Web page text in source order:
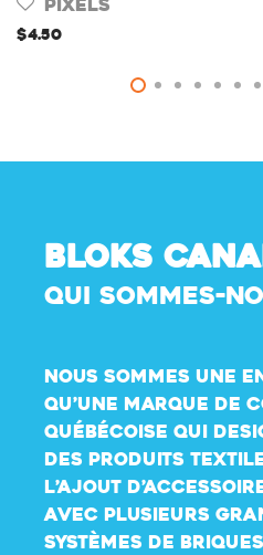
Pixels
$4.50
BLOKS
QUI SOMMES-
Nous sommes une
qu’une marque de
Québécoise qui
des produits
l’ajout
avec plusieurs
systèmes de